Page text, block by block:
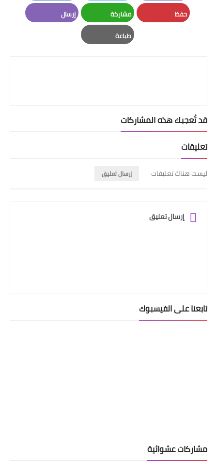
Facebook
Twitter
LinkedIn
حفظ مشاركة
Whatsapp
إرسال
طباعة
قد تُعجبك هذه المشاركات
تعليقات
ليست هناك تعليقات إرسال تعليق
إرسال تعليق
تابعنا على الفيسبوك
مشاركات عشوائية